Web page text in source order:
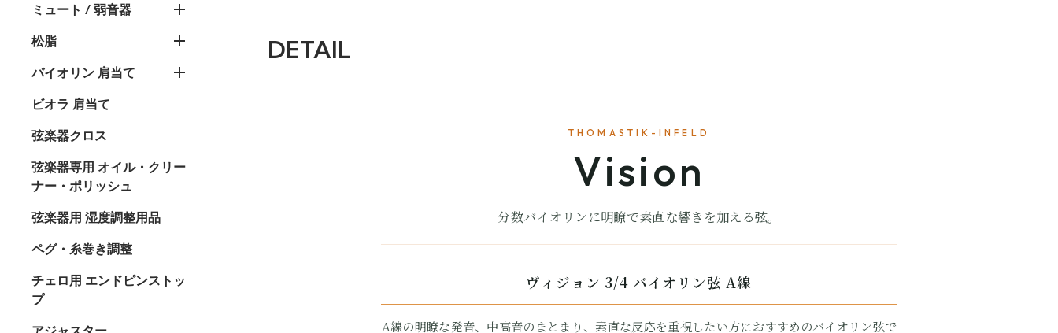
ミュート / 弱音器
松脂
バイオリン 肩当て
ビオラ 肩当て
弦楽器クロス
弦楽器専用 オイル・クリー
ナー・ポリッシュ
弦楽器用 湿度調整用品
ペグ・糸巻き調整
チェロ用 エンドピンストッ
プ
DETAIL
THOMASTIK-INFELD
Vision
分数バイオリンに明瞭で素直な響きを加える弦。
ヴィジョン 3/4 バイオリン弦 A線
A線の明瞭な発音、中高音のまとまり、素直な反応を重視したい方におすすめのバイオリン弦で